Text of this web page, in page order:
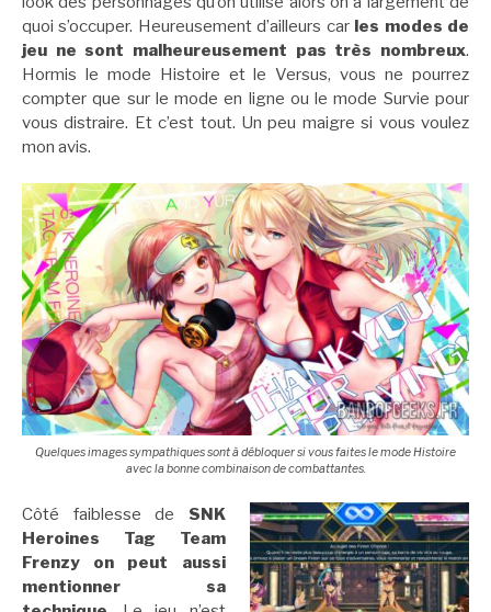
quoi s’occuper. Heureusement d’ailleurs car les modes de
jeu ne sont malheureusement pas très nombreux.
Hormis le mode Histoire et le Versus, vous ne pourrez
compter que sur le mode en ligne ou le mode Survie pour
vous distraire. Et c’est tout. Un peu maigre si vous voulez
mon avis.
Quelques images sympathiques sont à débloquer si vous faites le mode Histoire
avec la bonne combinaison de combattantes.
Côté faiblesse de SNK
Heroines Tag Team
Frenzy on peut aussi
mentionner sa